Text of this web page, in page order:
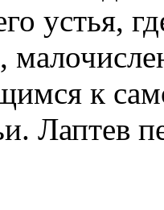
устья,
к
Лаптев